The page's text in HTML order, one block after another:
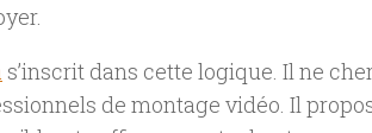
s’inscrit dans cette logique. Il ne
de montage vidéo. Il